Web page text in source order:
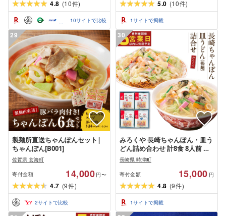
4.8 (10件)
10サイトで比較
5.0 (10件)
1サイトで掲載
29
製麺所直送ちゃんぽんセット|
ちゃんぽん[B001]
佐賀県 玄海町
寄付金額 14,000 円〜
4.7 (9件)
2サイトで比較
30
みろくや 長崎ちゃんぽん・皿う
どん詰め合わせ 計8食 8人前 各4
袋 10000円 1万円 セット チャン
ポン 長崎名物 乾麺 ギフト 贈り
物 国産 九州産 送料無料
長崎県 時津町
寄付金額 15,000 円
4.8 (9件)
1サイトで掲載